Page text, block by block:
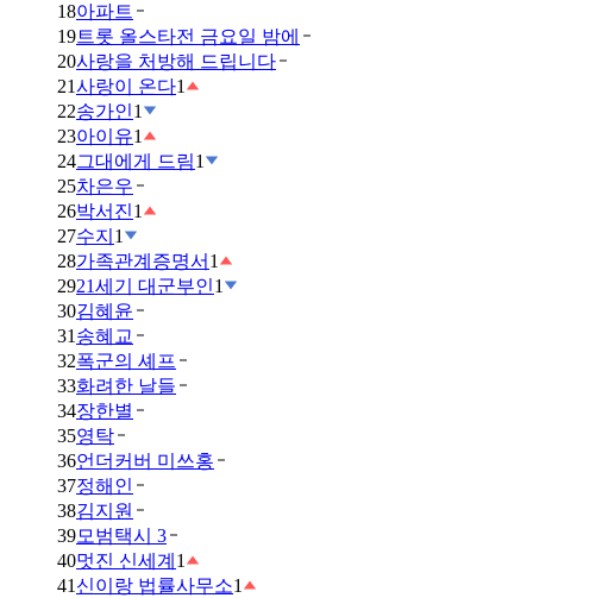
18아파트
19트롯 올스타전 금요일 밤에
20사랑을 처방해 드립니다
21사랑이 온다1
22송가인1
23아이유1
24그대에게 드림1
25차은우
26박서진1
27수지 1
28가족관계증명서 1
2921세기 대군부인1
30김혜윤
31 송혜교
32폭군의 셰프
33화려한 날들
34장한별
35영탁
36언더커버 미쓰홍
37정해인
38김지원
39모범택시 3
40멋진 신세계 1
41 신이랑 법률사무소1